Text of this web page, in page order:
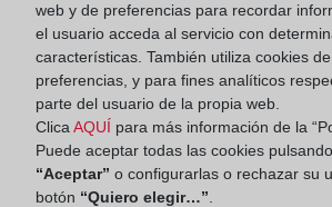
cuales una cuarta parte están
blockchain.
XBRL yblockchain
Proyecto piloto
ESEF
web y de preferencias para recordar
el usuario acceda al servicio con
características. También utiliza cookies
preferencias, y para fines analíticos
parte del usuario de la propia web.
Clica AQUÍ para más información de la
Puede aceptar todas las cookies
“Aceptar” o configurarlas o rechazar su
botón “Quiero elegir…”